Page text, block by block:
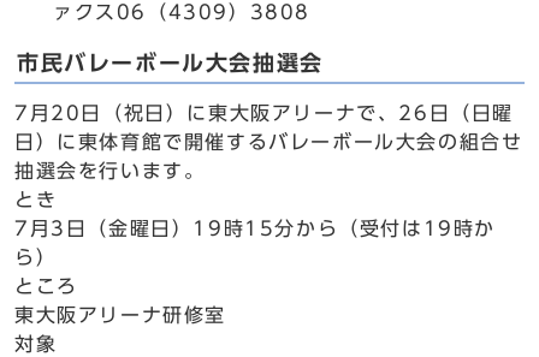
ァクス06（4309）3808
市民バレーボール大会抽選会
7月20日（祝日）に東大阪アリーナで、26日（日曜
日）に東体育館で開催するバレーボール大会の組合せ
抽選会を行います。
とき
7月3日（金曜日）19時15分から（受付は19時か
ら）
ところ
東大阪アリーナ研修室
対象